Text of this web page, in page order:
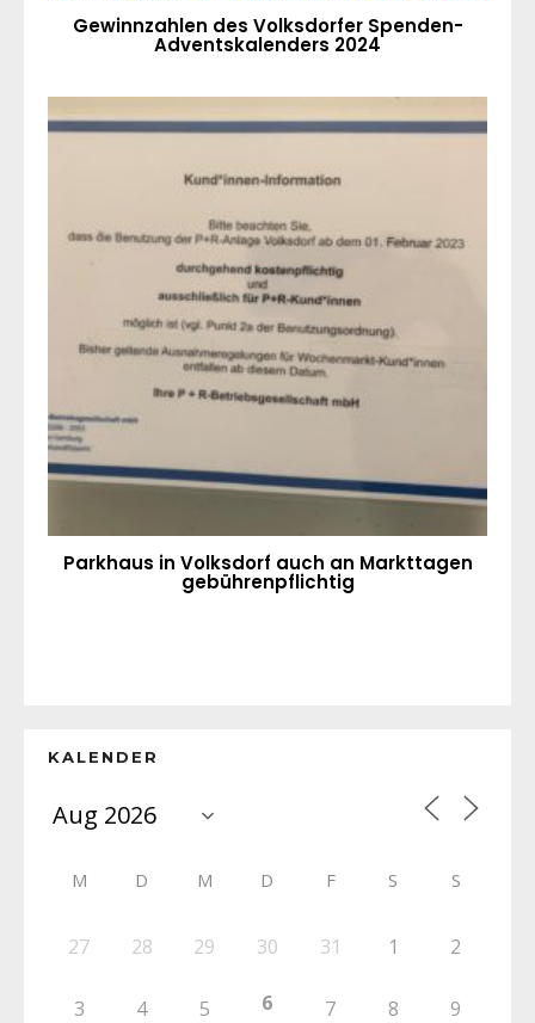
Gewinnzahlen des Volksdorfer Spenden-
Adventskalenders 2024
Parkhaus in Volksdorf auch an Markttagen
gebührenpflichtig
KALENDER
M D M D F S S
27 28 29 30 31 1 2
3 4 5 6 7 8 9